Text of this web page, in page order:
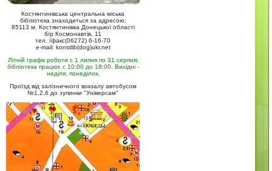
Костянтинівська центральна міська
бібліотека знаходиться за адресою:
85113 м. Костянтинівка Донецької області
б/р Космонавтів, 11
тел. /факс(06272) 6-16-70
e-mail: konstlib(dog)ukr.net
Літній графік роботи с 1 липня по 31 серпня:
бібліотека працює с 10:00 до 18:00. Вихідні -
неділя, понеділок.
Проїзд від залізничного вокзалу автобусом
№1,2,6 до зупинки "Універсам"